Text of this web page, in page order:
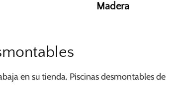
Madera
en su tienda. Piscinas desmontables de